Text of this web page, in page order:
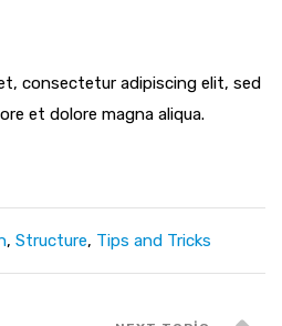
consectetur adipiscing elit, sed
et dolore magna aliqua.
, Structure, Tips and Tricks